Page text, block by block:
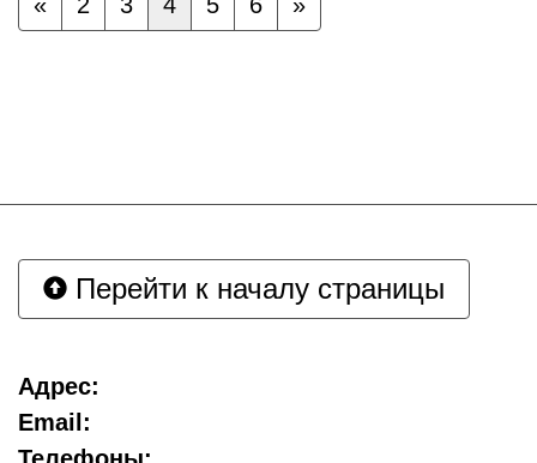
Перейти к началу страницы
Адрес:
Email: